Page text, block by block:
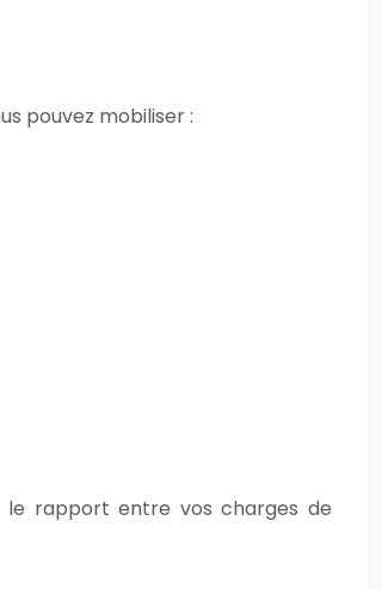
pouvez mobiliser :
rapport entre vos charges de